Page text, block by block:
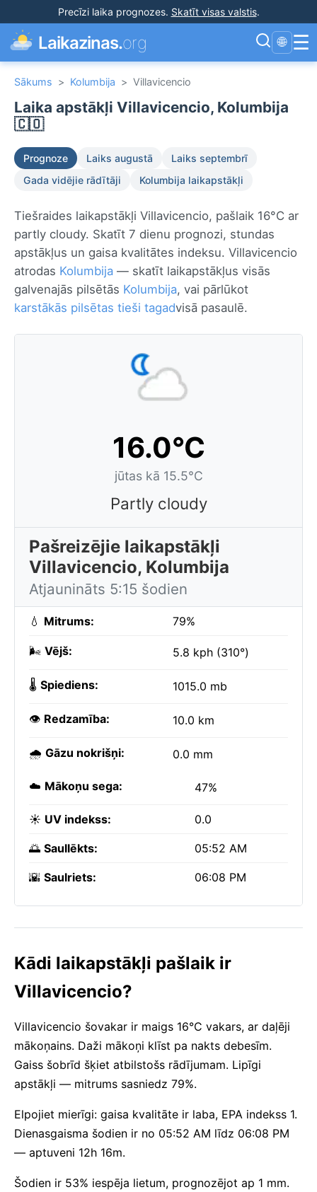
Precīzi laika prognozes. Skatīt visas valstis.
Laikazinas.org 🌐 ☰
Sākums > Kolumbija > Villavicencio
Laika apstākļi Villavicencio, Kolumbija
🇨🇴
Prognoze Laiks augustā
Laiks septembrī
Gada vidējie rādītāji
Kolumbija laikapstākļi
Tiešraides laikapstākļi Villavicencio, pašlaik 16°C ar
partly cloudy. Skatīt 7 dienu prognozi, stundas
apstākļus un gaisa kvalitātes indeksu. Villavicencio
atrodas Kolumbija — skatīt laikapstākļus visās
galvenajās pilsētās Kolumbija, vai pārlūkot
karstākās pilsētas tieši tagadvisā pasaulē.
16.0°C
jūtas kā 15.5°C
Partly cloudy
Pašreizējie laikapstākļi
Villavicencio, Kolumbija
Atjaunināts 5:15 šodien
💧 Mitrums: 79%
🌬️ Vējš: 5.8 kph (310°)
🌡️ Spiediens: 1015.0 mb
👁️ Redzamība: 10.0 km
🌧️ Gāzu nokrišņi: 0.0 mm
☁️ Mākoņu sega: 47%
☀️ UV indekss: 0.0
🌅 Saullēkts: 05:52 AM
🌇 Saulriets: 06:08 PM
Kādi laikapstākļi pašlaik ir
Villavicencio?
Villavicencio šovakar ir maigs 16°C vakars, ar daļēji
mākoņains. Daži mākoņi klīst pa nakts debesīm.
Gaiss šobrīd šķiet atbilstošs rādījumam. Lipīgi
apstākļi — mitrums sasniedz 79%.
Elpojiet mierīgi: gaisa kvalitāte ir laba, EPA indekss 1.
Dienasgaisma šodien ir no 05:52 AM līdz 06:08 PM
— aptuveni 12h 16m.
Šodien ir 53% iespēja lietum, prognozējot ap 1 mm.